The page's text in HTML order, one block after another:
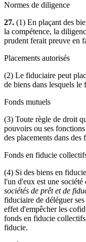
Normes de diligence
27. (1) En plaçant des
la compétence, la
prudent ferait preuve en
Placements autorisés
(2) Le fiduciaire peut
de biens dans lesquels
Fonds mutuels
(3) Toute règle de droit
pouvoirs ou ses
des placements dans des
Fonds en fiducie
(4) Si des biens en
l'un d'eux est une société
sociétés de prêt et de
fiduciaire de déléguer
effet d'empêcher les
fonds en fiducie
fiducie.